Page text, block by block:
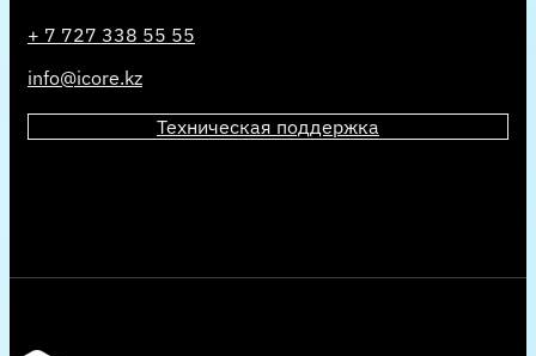
+ 7 727 338 55 55
info@icore.kz
Техническая поддержка